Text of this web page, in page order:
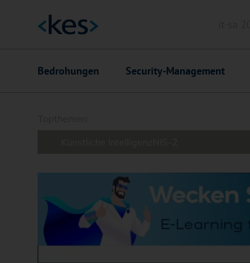
Hauptnavigation
Bedrohungen Security-Management